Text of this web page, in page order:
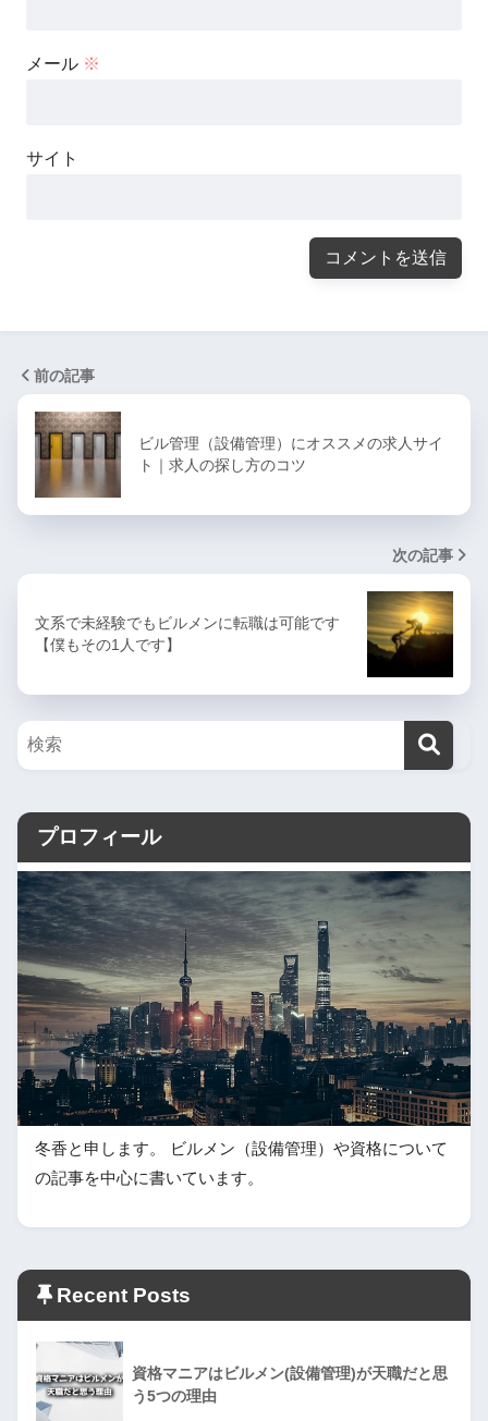
メール ※
サイト
前の記事
ビル管理（設備管理）にオススメの求人サイ
ト｜求人の探し方のコツ
次の記事
文系で未経験でもビルメンに転職は可能です
【僕もその1人です】
プロフィール
冬香と申します。 ビルメン（設備管理）や資格について
の記事を中心に書いています。
Recent Posts
資格マニアはビルメン(設備管理)が天職だと思
う5つの理由